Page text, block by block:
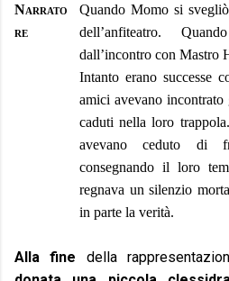
Narrato
re
Quando Momo si
dell’anfiteatro.
dall’incontro con Mastro
Intanto erano successe
amici avevano
caduti nella loro
avevano ceduto di
consegnando il loro
regnava un silenzio
in parte la verità.
Alla fine della